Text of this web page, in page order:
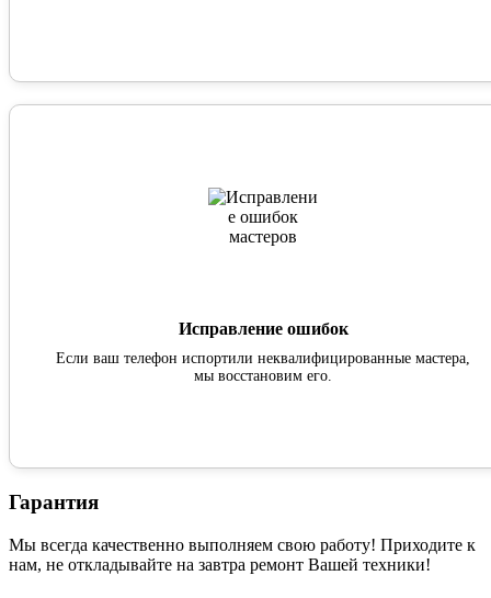
Исправление ошибок
Если ваш телефон испортили неквалифицированные мастера,
мы восстановим его.
Гарантия
Мы всегда качественно выполняем свою работу! Приходите к
нам, не откладывайте на завтра ремонт Вашей техники!